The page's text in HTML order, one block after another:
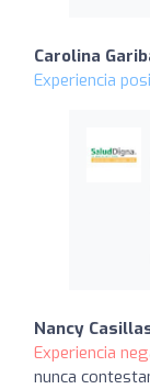
Carolina
Experiencia
Nancy
Experiencia
nunca